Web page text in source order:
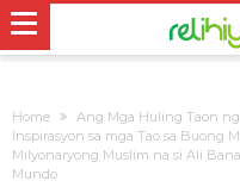
Home
Ang Mga Huling Taon
Inspirasyon sa mga Tao sa Buong
Milyonaryong Muslim na si Ali
Mundo